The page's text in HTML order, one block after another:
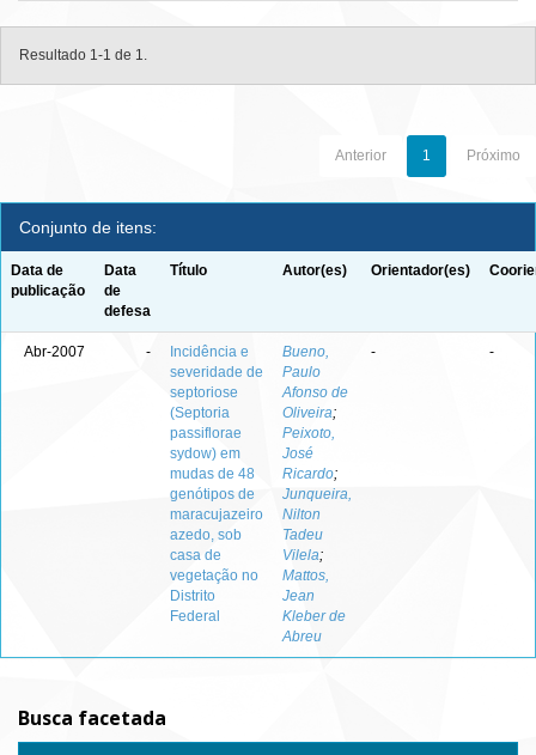
Resultado 1-1 de 1.
Anterior 1 Próximo
Conjunto de itens:
Data de
publicação
Data
de
defesa
Título Autor(es) Orientador(es)
Abr-2007 -
Incidência e
severidade de
septoriose
(Septoria
passiflorae
sydow) em
mudas de 48
genótipos de
maracujazeiro
azedo, sob
casa de
vegetação no
Distrito
Federal
Bueno,
Paulo
Afonso de
Oliveira;
Peixoto,
José
Ricardo;
Junqueira,
Nilton
Tadeu
Vilela;
Mattos,
Jean
Kleber de
Abreu
- -
Busca facetada